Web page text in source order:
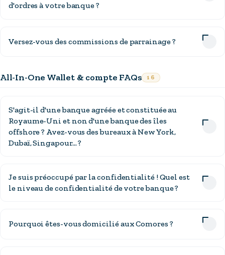
d'ordres à votre banque ?
Versez-vous des commissions de parrainage ?
All-In-One Wallet & compte FAQs 16
S'agit-il d'une banque agréée et constituée au
Royaume-Uni et non d'une banque des îles
offshore ? Avez-vous des bureaux à New York,
Dubaï, Singapour... ?
Je suis préoccupé par la confidentialité ! Quel est
le niveau de confidentialité de votre banque ?
Pourquoi êtes-vous domicilié aux Comores ?